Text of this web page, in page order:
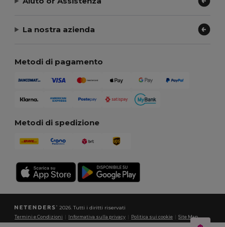
La nostra azienda
Metodi di pagamento
Metodi di spedizione
2026. Tutti i diritti riservati
Termini e Condizioni Informativa sulla privacy Politica sui cookie |Site Map